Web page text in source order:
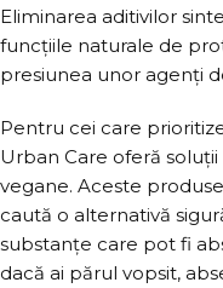
Eliminarea aditivilor
funcțiile naturale de
presiunea unor agenți
Pentru cei care
Urban Care oferă
vegane. Aceste
caută o alternativă
substanțe care pot fi
dacă ai părul vopsit,